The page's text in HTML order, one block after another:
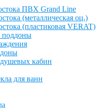
ПВХ Grand Line
(металлическая оц.)
(пластиковая VERAT)
кабин
для ванн